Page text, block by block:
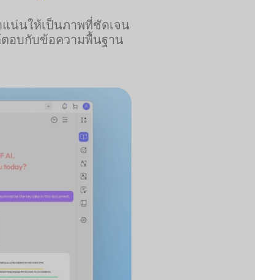
แน่นให้เป็นภาพที่ชัดเจน
ตอบกับข้อความพื้นฐาน